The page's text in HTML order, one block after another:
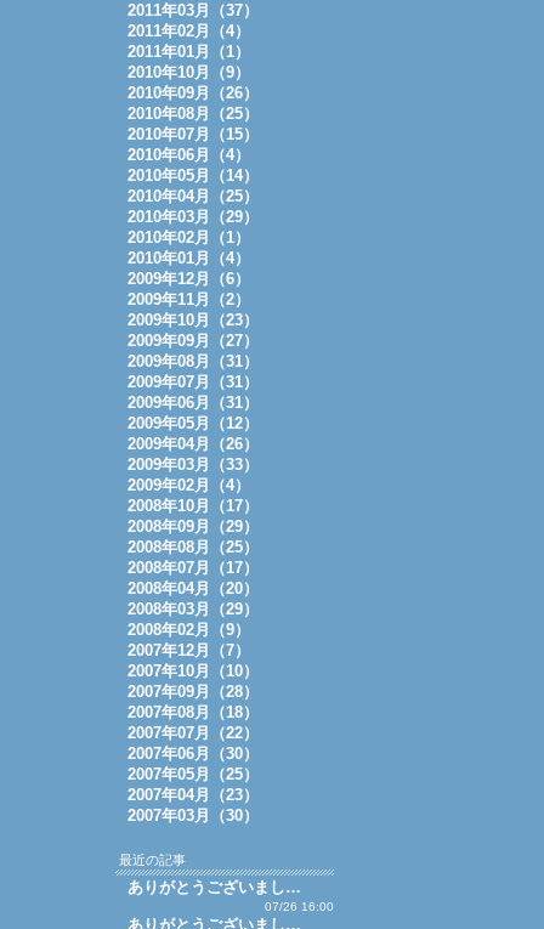
2011年03月（37）
2011年02月（4）
2011年01月（1）
2010年10月（9）
2010年09月（26）
2010年08月（25）
2010年07月（15）
2010年06月（4）
2010年05月（14）
2010年04月（25）
2010年03月（29）
2010年02月（1）
2010年01月（4）
2009年12月（6）
2009年11月（2）
2009年10月（23）
2009年09月（27）
2009年08月（31）
2009年07月（31）
2009年06月（31）
2009年05月（12）
2009年04月（26）
2009年03月（33）
2009年02月（4）
2008年10月（17）
2008年09月（29）
2008年08月（25）
2008年07月（17）
2008年04月（20）
2008年03月（29）
2008年02月（9）
2007年12月（7）
2007年10月（10）
2007年09月（28）
2007年08月（18）
2007年07月（22）
2007年06月（30）
2007年05月（25）
2007年04月（23）
2007年03月（30）
最近の記事
ありがとうございまし…
07/26 16:00
ありがとうございまし…